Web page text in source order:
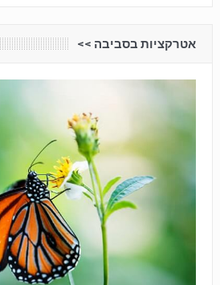
אטרקציות בסביבה <<